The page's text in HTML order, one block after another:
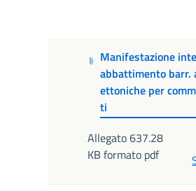
Manifestazione
abbattimento barr.
ettoniche per
ti
Allegato 637.28
KB formato pdf